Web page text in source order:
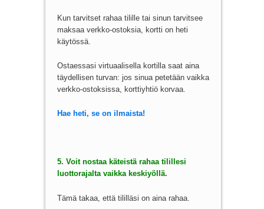
Kun tarvitset rahaa tilille tai sinun tarvitsee
maksaa verkko-ostoksia, kortti on heti
käytössä.
Ostaessasi virtuaalisella kortilla saat aina
täydellisen turvan: jos sinua petetään vaikka
verkko-ostoksissa, korttiyhtiö korvaa.
Hae heti, se on ilmaista!
5. Voit nostaa käteistä rahaa tilillesi
luottorajalta vaikka keskiyöllä.
Tämä takaa, että tililläsi on aina rahaa.